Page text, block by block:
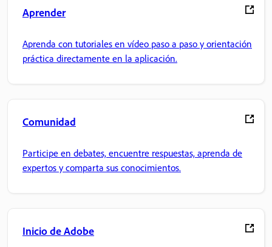
Aprender
Aprenda con tutoriales en vídeo paso a paso y orientación
práctica directamente en la aplicación.
Comunidad
Participe en debates, encuentre respuestas, aprenda de
expertos y comparta sus conocimientos.
Inicio de Adobe